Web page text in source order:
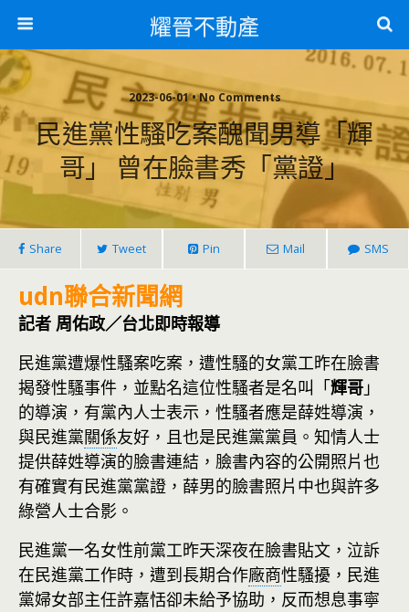
耀晉不動產
2023-06-01 • No Comments
民進黨性騷吃案醜聞男導「輝
哥」 曾在臉書秀「黨證」
Share Tweet Pin Mail SMS
udn聯合新聞網
記者 周佑政／台北即時報導
民進黨遭爆性騷案吃案，遭性騷的女黨工昨在臉書
揭發性騷事件，並點名這位性騷者是名叫「輝哥 」
的導演，有黨內人士表示，性騷者應是薛姓導演，
與民進黨關係友好，且也是民進黨黨員。知情人士
提供薛姓導演的臉書連結，臉書內容的公開照片也
有確實有民進黨黨證，薛男的臉書照片中也與許多
綠營人士合影。
民進黨一名女性前黨工昨天深夜在臉書貼文，泣訴
在民進黨工作時，遭到長期合作廠商性騷擾，民進
黨婦女部主任許嘉恬卻未給予協助，反而想息事寧